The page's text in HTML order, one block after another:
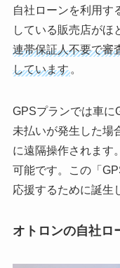
自社ローンを利用す
している販売店がほ
連帯保証人不要で審
しています。
GPSプランでは車に
未払いが発生した場
に遠隔操作されます
可能です。この「
応援するために誕生
オトロンの自社ロ